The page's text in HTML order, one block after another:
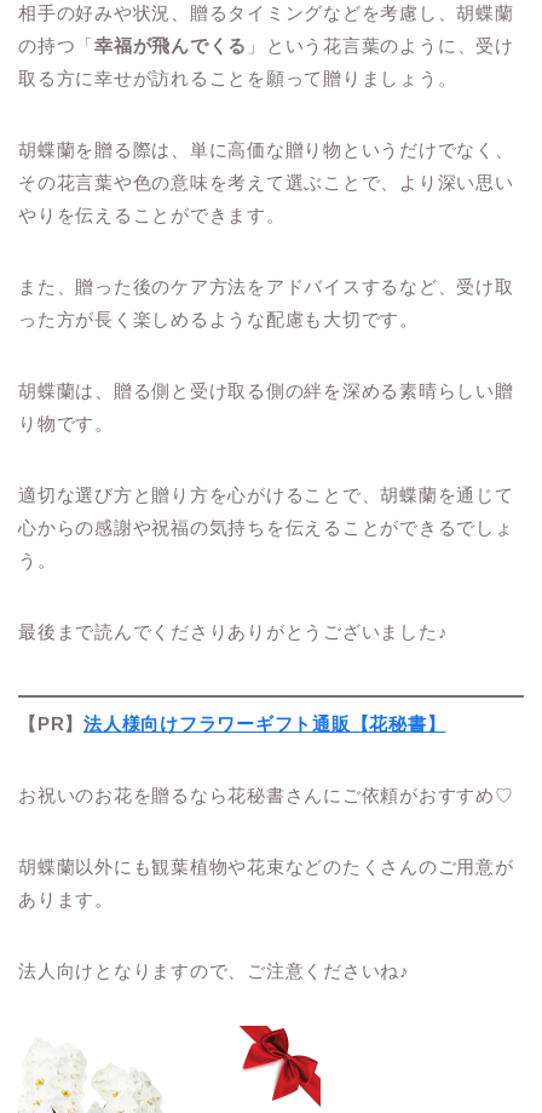
相手の好みや状況、贈るタイミングなどを考慮し、胡蝶蘭
の持つ「幸福が飛んでくる 」という花言葉のように、受け
取る方に幸せが訪れることを願って贈りましょう。
胡蝶蘭を贈る際は、単に高価な贈り物というだけでなく、
その花言葉や色の意味を考えて選ぶことで、より深い思い
やりを伝えることができます。
また、贈った後のケア方法をアドバイスするなど、受け取
った方が長く楽しめるような配慮も大切です。
胡蝶蘭は、贈る側と受け取る側の絆を深める素晴らしい贈
り物です。
適切な選び方と贈り方を心がけることで、胡蝶蘭を通じて
心からの感謝や祝福の気持ちを伝えることができるでしょ
う。
最後まで読んでくださりありがとうございました♪
【PR】法人様向けフラワーギフト通販【花秘書】
お祝いのお花を贈るなら花秘書さんにご依頼がおすすめ♡
胡蝶蘭以外にも観葉植物や花束などのたくさんのご用意が
あります。
法人向けとなりますので、ご注意くださいね♪